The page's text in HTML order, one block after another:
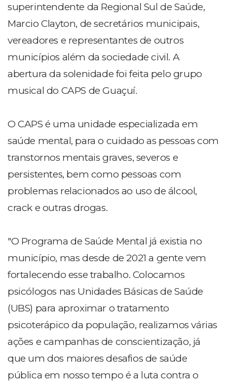
superintendente da Regional Sul de Saúde,
Marcio Clayton, de secretários municipais,
vereadores e representantes de outros
municípios além da sociedade civil. A
abertura da solenidade foi feita pelo grupo
musical do CAPS de Guaçuí.
O CAPS é uma unidade especializada em
saúde mental, para o cuidado as pessoas com
transtornos mentais graves, severos e
persistentes, bem como pessoas com
problemas relacionados ao uso de álcool,
crack e outras drogas.
"O Programa de Saúde Mental já existia no
município, mas desde de 2021 a gente vem
fortalecendo esse trabalho. Colocamos
psicólogos nas Unidades Básicas de Saúde
(UBS) para aproximar o tratamento
psicoterápico da população, realizamos várias
ações e campanhas de conscientização, já
que um dos maiores desafios de saúde
pública em nosso tempo é a luta contra o